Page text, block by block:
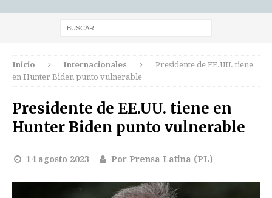
Inicio Internacionales
Presidente de EE.UU. tiene
en Hunter Biden punto vulnerable
Presidente de EE.UU. tiene en
Hunter Biden punto vulnerable
14 agosto 2023 Por Prensa Latina (PL)